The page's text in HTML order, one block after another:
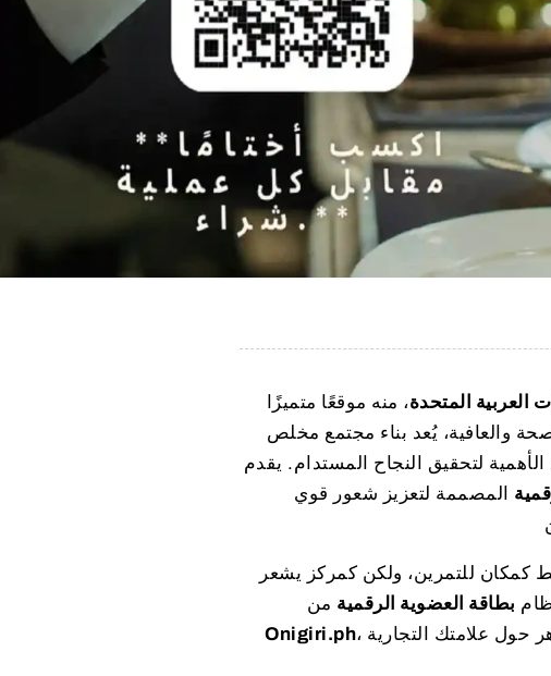
العربية المتحدة، منه موقعًا متميزًا
والعافية، يُعد بناء مجتمع مخلص
المصممة لتعزيز شعور قوي
كمكان للتمرين، ولكن كمركز يشعر
بطاقة العضوية الرقمية من
Onigiri.ph